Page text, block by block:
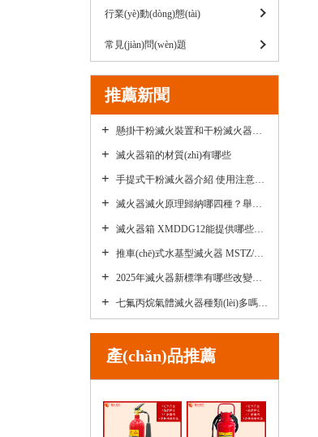
行業(yè)動(dòng)態(tài)
常見(jiàn)問(wèn)題
推薦新聞
懸掛干粉滅火裝置和干粉滅火器的適用場(chǎng)景
滅火器箱的材質(zhì)有哪些
手提式干粉滅火器介紹 使用注意事項是什么？
滅火器滅火原理歸納哪四種？舉個(gè)例子
滅火器箱 XMDDG12能提供哪些保護？怎么選擇合適滅火器箱
推車(chē)式水基型滅火器 MSTZ/60使用方法，愿意選擇多不多？
2025年滅火器新標準有哪些改變呢？
七氟丙烷氣體滅火器種類(lèi)多嗎？滅火效果好嗎？
產(chǎn)品推薦